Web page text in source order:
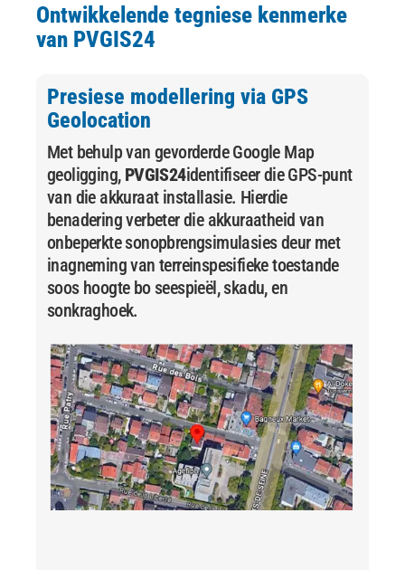
Ontwikkelende tegniese kenmerke
van PVGIS24
Presiese modellering via GPS
Geolocation
Met behulp van gevorderde Google Map
geoligging, PVGIS24identifiseer die GPS-punt
van die akkuraat installasie. Hierdie
benadering verbeter die akkuraatheid van
onbeperkte sonopbrengsimulasies deur met
inagneming van terreinspesifieke toestande
soos hoogte bo seespieël, skadu, en
sonkraghoek.